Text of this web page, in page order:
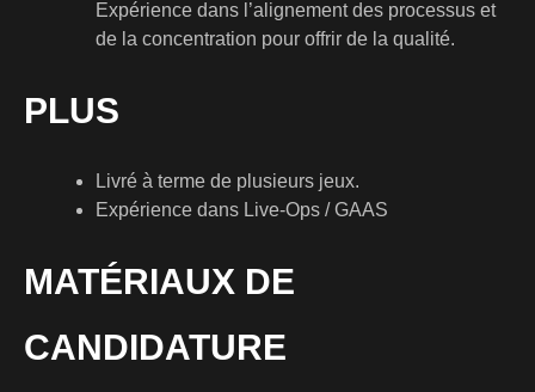
Expérience dans l’alignement des processus et
de la concentration pour offrir de la qualité.
PLUS
Livré à terme de plusieurs jeux.
Expérience dans Live-Ops / GAAS
MATÉRIAUX DE
CANDIDATURE